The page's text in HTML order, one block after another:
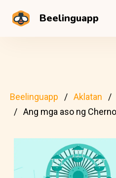
Beelinguapp
Beelinguapp Aklatan
Ang mga aso ng